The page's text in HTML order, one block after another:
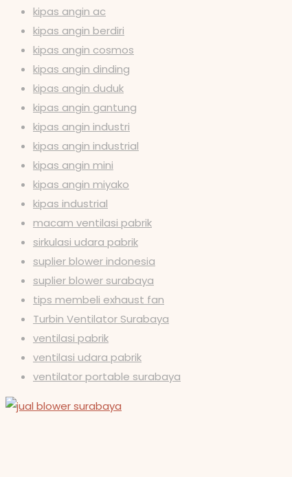
kipas angin ac
kipas angin berdiri
kipas angin cosmos
kipas angin dinding
kipas angin duduk
kipas angin gantung
kipas angin industri
kipas angin industrial
kipas angin mini
kipas angin miyako
kipas industrial
macam ventilasi pabrik
sirkulasi udara pabrik
suplier blower indonesia
suplier blower surabaya
tips membeli exhaust fan
Turbin Ventilator Surabaya
ventilasi pabrik
ventilasi udara pabrik
ventilator portable surabaya